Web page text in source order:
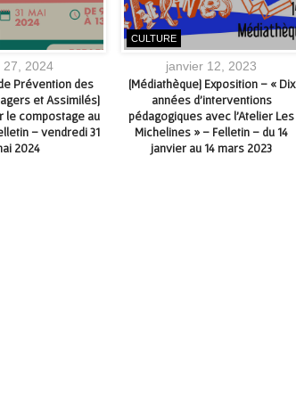
27, 2024
Prévention des
et Assimilés]
le compostage au
– vendredi 31
2024
CULTURE
janvier 12, 2023
[Médiathèque] Exposition – « Dix
années d’interventions
pédagogiques avec l’Atelier Les
Michelines » – Felletin – du 14
janvier au 14 mars 2023